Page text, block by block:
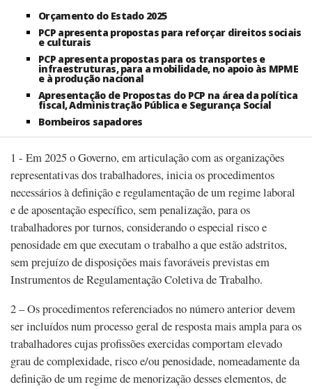
Orçamento do Estado 2025
PCP apresenta propostas para reforçar direitos sociais
e culturais
PCP apresenta propostas para os transportes e
infraestruturas, para a mobilidade, no apoio às MPME
e à produção nacional
Apresentação de Propostas do PCP na área da política
fiscal, Administração Pública e Segurança Social
Bombeiros sapadores
1 - Em 2025 o Governo, em articulação com as organizações
representativas dos trabalhadores, inicia os procedimentos
necessários à definição e regulamentação de um regime laboral
e de aposentação específico, sem penalização, para os
trabalhadores por turnos, considerando o especial risco e
penosidade em que executam o trabalho a que estão adstritos,
sem prejuízo de disposições mais favoráveis previstas em
Instrumentos de Regulamentação Coletiva de Trabalho.
2 – Os procedimentos referenciados no número anterior devem
ser incluídos num processo geral de resposta mais ampla para os
trabalhadores cujas profissões exercidas comportam elevado
grau de complexidade, risco e/ou penosidade, nomeadamente da
definição de um regime de menorização desses elementos, de